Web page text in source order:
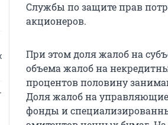
Службы по защите прав
акционеров.
При этом доля жалоб на
объема жалоб на
процентов половину
Доля жалоб на
фонды и